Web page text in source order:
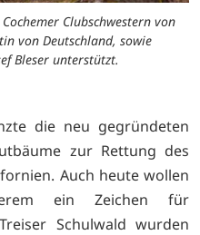
Clubschwestern von
von Deutschland, sowie
Bleser unterstützt.
die neu gegründeten
zur Rettung des
Auch heute wollen
ein Zeichen für
Schulwald wurden